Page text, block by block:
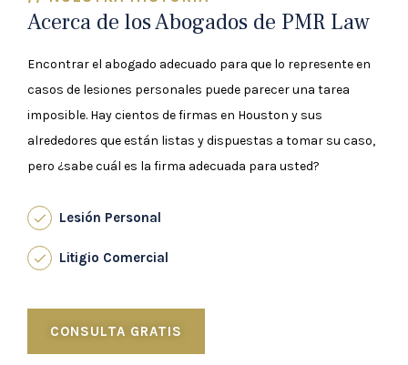
¡
Acerca de los Abogados de PMR Law
Encontrar el abogado adecuado para que lo represente en
casos de lesiones personales puede parecer una tarea
imposible. Hay cientos de firmas en Houston y sus
alrededores que están listas y dispuestas a tomar su caso,
pero ¿sabe cuál es la firma adecuada para usted?
Lesión Personal
Litigio Comercial
CONSULTA GRATIS